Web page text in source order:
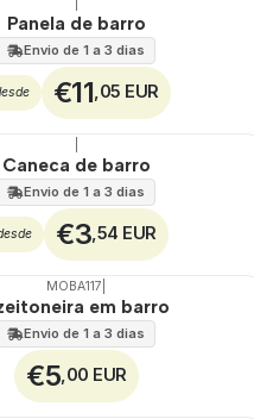
Panela de barro
Envio de 1 a 3 dias
€11 ,05 EUR
Caneca de barro
Envio de 1 a 3 dias
€3 ,54 EUR
MOBA117
em barro
Envio de 1 a 3 dias
€5 ,00 EUR